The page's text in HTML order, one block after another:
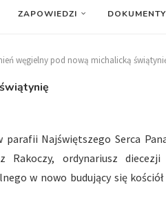
ZAPOWIEDZI DOKUMENTY
węgielny pod nową michalicką
Najświętszego Serca
Rakoczy, ordynariusz
w nowo budujący się